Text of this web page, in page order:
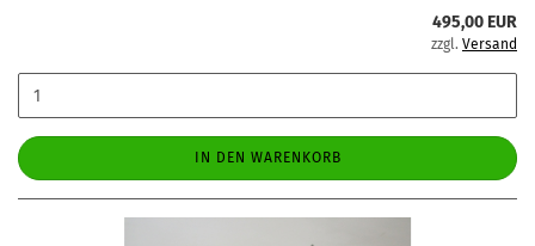
495,00 EUR
zzgl. Versand
IN DEN WARENKORB